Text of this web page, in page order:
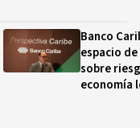
Banco
espacio
sobre
economía